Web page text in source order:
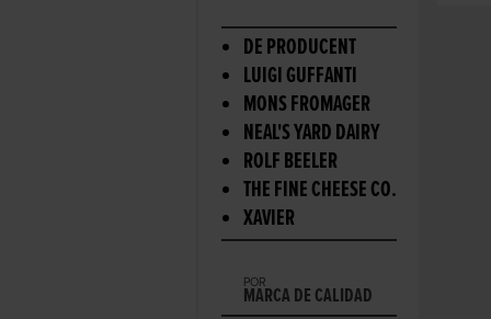
DE PRODUCENT
LUIGI GUFFANTI
MONS FROMAGER
NEAL'S YARD DAIRY
ROLF BEELER
THE FINE CHEESE CO.
XAVIER
POR
MARCA DE CALIDAD